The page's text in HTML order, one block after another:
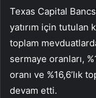
Texas Capital
yatırım için tutulan
toplam
sermaye oranları,
oranı ve %16,6’lık
devam etti.